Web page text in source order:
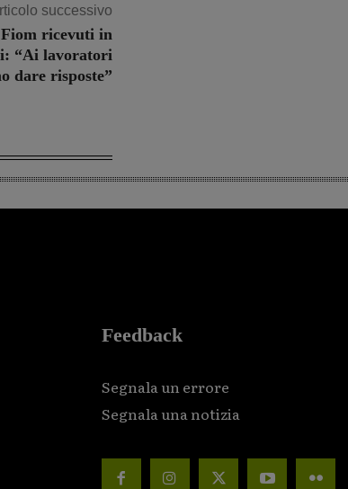
successivo
ricevuti in
“Ai lavoratori
dare risposte”
Feedback
Segnala un errore
Segnala una notizia